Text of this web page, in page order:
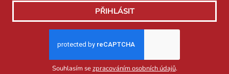
PŘIHLÁSIT
Souhlasím sezpracováním osobních údajů.